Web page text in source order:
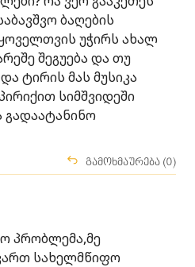
ბაღების
უჭირს ახალ
შეგუება და თუ
ტირის მას მუსიკა
სიმშვიდეში
გამოხმაურება (0)
პრობლემა,მე
სახელმწიფო